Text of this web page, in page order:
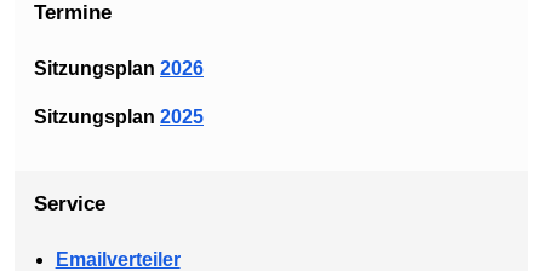
Termine
Sitzungsplan 2026
Sitzungsplan 2025
Service
Emailverteiler